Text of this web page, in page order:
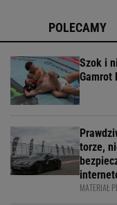
POLECAMY
Szok i
Gamrot
torze,
MATERIAŁ